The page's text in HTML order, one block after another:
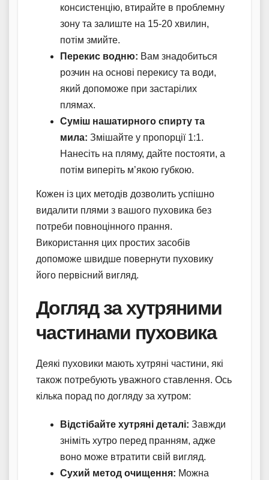
консистенцію, втирайте в проблемну
зону та залиште на 15-20 хвилин,
потім змийте.
Перекис водню: Вам знадобиться
розчин на основі перекису та води,
який допоможе при застарілих
плямах.
Суміш нашатирного спирту та
мила: Змішайте у пропорції 1:1.
Нанесіть на пляму, дайте постояти, а
потім виперіть м’якою губкою.
Кожен із цих методів дозволить успішно
видалити плями з вашого пуховика без
потреби повноцінного прання.
Використання цих простих засобів
допоможе швидше повернути пуховику
його первісний вигляд.
Догляд за хутряними
частинами пуховика
Деякі пуховики мають хутряні частини, які
також потребують уважного ставлення. Ось
кілька порад по догляду за хутром:
Відстібайте хутряні деталі: Завжди
зніміть хутро перед пранням, адже
воно може втратити свій вигляд.
Сухий метод очищення: Можна